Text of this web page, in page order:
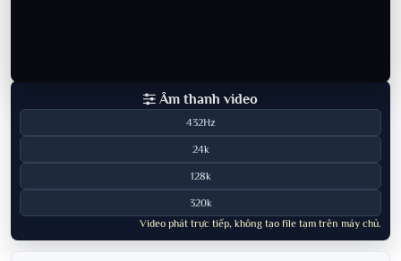
Âm thanh video
432Hz
24k
128k
320k
Video phát trực tiếp, không tạo file tạm trên máy chủ.